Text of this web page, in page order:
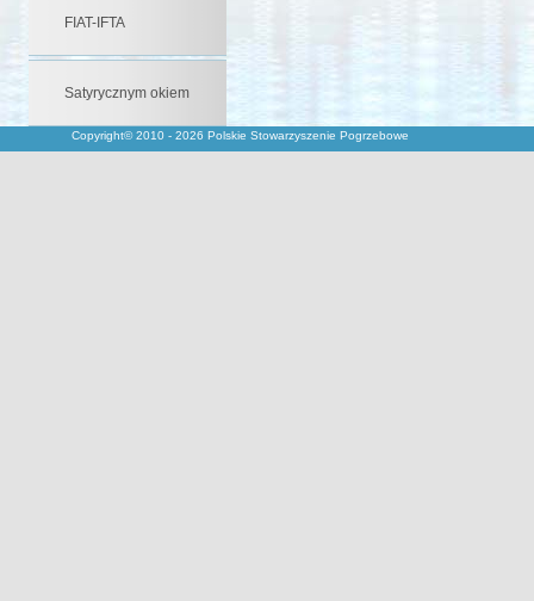
FIAT-IFTA
Satyrycznym okiem
Copyright© 2010 - 2026 Polskie Stowarzyszenie Pogrzebowe